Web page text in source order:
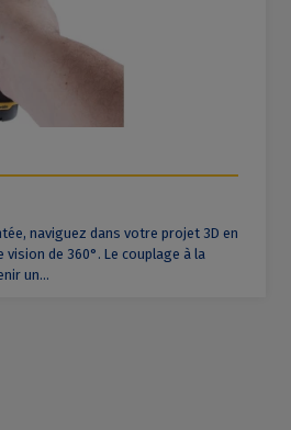
naviguez dans votre projet 3D en
de 360°. Le couplage à la
un...